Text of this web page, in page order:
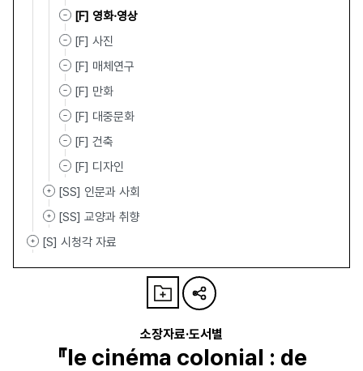
[F] 영화·영상
[F] 사진
[F] 매체연구
[F] 만화
[F] 대중문화
[F] 건축
[F] 디자인
[SS] 인문과 사회
[SS] 교양과 취향
[S] 시청각 자료
소장자료·도서별
『le cinéma colonial : de